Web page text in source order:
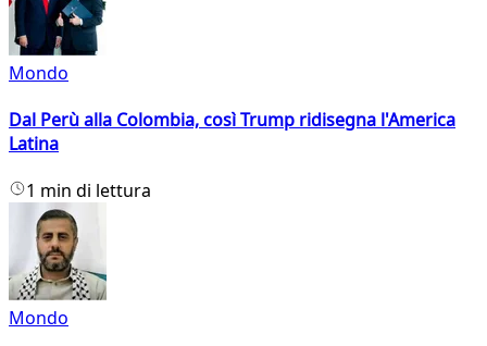
Mondo
Dal Perù alla Colombia, così Trump ridisegna l'America
Latina
1 min di lettura
Mondo